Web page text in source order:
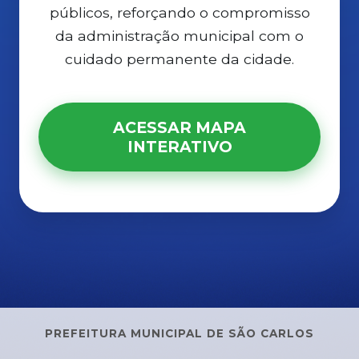
públicos, reforçando o compromisso
da administração municipal com o
cuidado permanente da cidade.
ACESSAR MAPA
INTERATIVO
PREFEITURA MUNICIPAL DE SÃO CARLOS